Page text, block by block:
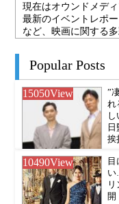
現在はオウンドメデ
最新のイベントレポ
など、映画に関する
Popular Posts
15050View
”
れ
挨
10490View
目
い
開